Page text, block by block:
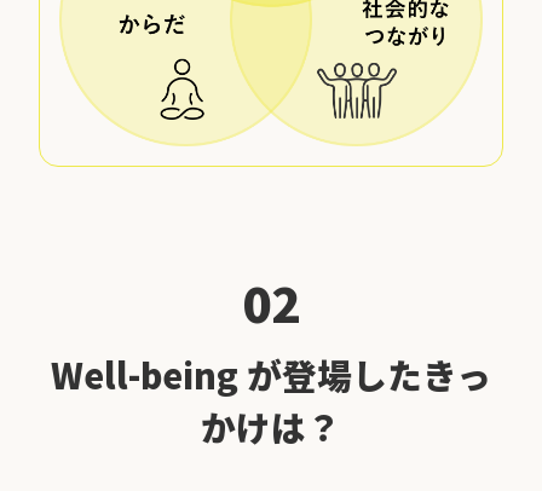
02
Well-being が登場したきっ
かけは？